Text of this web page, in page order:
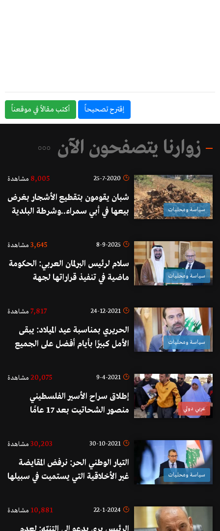
إقترح تصحيحاً أكتب مقالاً في موقعناً
زوارنا يتصفحون الآن
سياسة ومحليات
25-7-2020
8,005 مشاهدة
شبان يقومون بتقطيع الأشجار بغرض
بيعها في أبي سمراء..وشرطة البلدية
سياسة ومحليات
8-9-2025
3,645 مشاهدة
سلام لرئيس البرلمان العربي: الحكومة
ماضية في تنفيذ قراراتها لجهة
الأراضي اللبنانية
سياسة ومحليات
24-12-2021
7,817 مشاهدة
الحريري بمناسبة عيد الميلاد: يبقى
الأمل كبيرًا بأيام أفضل على الجميع
عربي دولي
9-4-2021
20,075 مشاهدة
إطلاق سراح الأسير الفلسطيني
منصور الشحاتيت بعد 17 عامًا
ذاكرته.. لم يستطع التعرف على
سياسة ومحليات
30-10-2021
30,203 مشاهدة
التيار الوطني الحر: نرفض المقايضة
غير الأخلاقية التي يستميت في سبيلها
22-1-2024
10,881 مشاهدة